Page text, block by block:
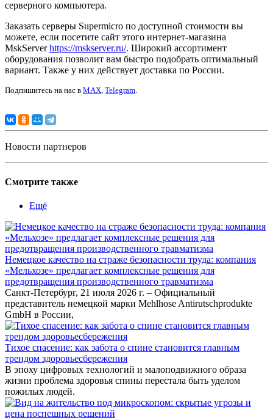
серверного компьютера.
Заказать серверы Supermicro по доступной стоимости вы
можете, если посетите сайт этого интернет-магазина
MskServerhttps://mskserver.ru/. Широкий ассортимент
оборудования позволит вам быстро подобрать оптимальный
вариант. Также у них действует доставка по России.
Подпишитесь на нас в MAX, Telegram.
Новости партнеров
Смотрите также
Ещё
Немецкое качество на страже безопасности труда: компания
«Мельхозе» предлагает комплексные решения для
предотвращения производственного травматизма
Санкт-Петербург, 21 июля 2026 г. – Официальный
представитель немецкой марки Mehlhose Antirutschprodukte
GmbH в России,
Тихое спасение: как забота о спине становится главным
трендом здоровьесбережения
В эпоху цифровых технологий и малоподвижного образа
жизни проблема здоровья спины перестала быть уделом
пожилых людей.